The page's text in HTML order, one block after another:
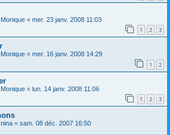
Monique « mer. 23 janv. 2008 11:03
1 2 3
Monique « mer. 16 janv. 2008 14:29
1 2
Monique « lun. 14 janv. 2008 11:06
1 2 3
nina « sam. 08 déc. 2007 16:50